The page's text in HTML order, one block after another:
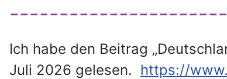
Ich habe den Beitrag
Juli 2026 gelesen. https://